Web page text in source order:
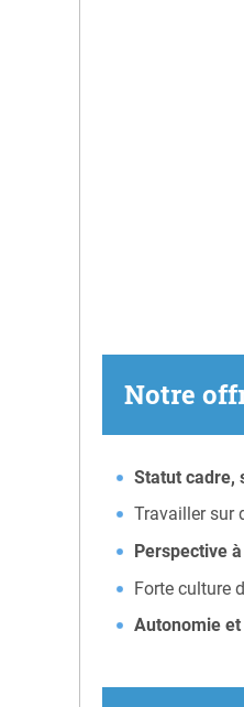
Notre
Statut cadre,
Travailler sur
Perspective
Forte culture
Autonomie